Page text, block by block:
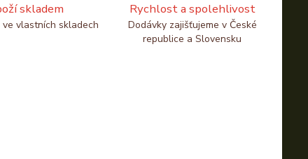
skladem
ve vlastních skladech
Rychlost a spolehlivost
Dodávky zajišťujeme v České
republice a Slovensku